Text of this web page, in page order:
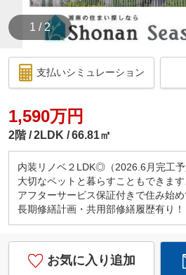
1 / 2
支払いシミュレーション
1,590万円
2階 2LDK 66.81㎡
内装リノベ２LDK◎（2026.6月完工予
大切なペットと暮らすこともできます
アフターサービス保証付きで住み始
長期修繕計画・共用部修繕履歴有り！
お気に入り追加